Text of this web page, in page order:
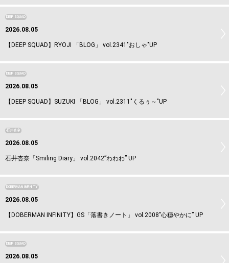
DEEP SQUAD
2026.08.05
【DEEP SQUAD】RYOJI 「BLOG」 vol.2341"おしゃ"UP
DEEP SQUAD
2026.08.05
【DEEP SQUAD】SUZUKI 「BLOG」 vol.2311"くるぅ～"UP
石井杏奈
2026.08.05
石井杏奈「Smiling Diary」 vol.2042”わわわ” UP
DOBERMAN INFINITY
2026.08.05
【DOBERMAN INFINITY】GS「落書きノート」 vol.2008”心穏やかに” UP
DEEP SQUAD
2026.08.05